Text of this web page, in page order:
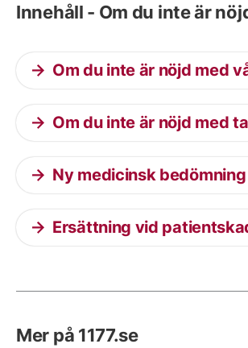
Innehåll - Om du inte är
Om du inte är nöjd med
Om du inte är nöjd med
Ny medicinsk bedömning
Ersättning vid
Mer på 1177.se